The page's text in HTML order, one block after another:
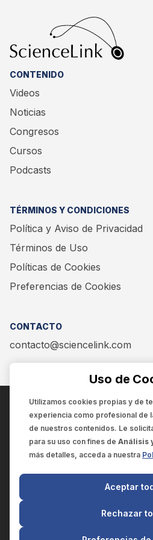
CONTENIDO
Videos
Noticias
Congresos
Cursos
Podcasts
TÉRMINOS Y CONDICIONES
Política y Aviso de Privacidad
Términos de Uso
Políticas de Cookies
Preferencias de Cookies
CONTACTO
contacto@sciencelink.com
SCILINK
El contenido y la información de
Uso de
Utilizamos cookies propias y de
experiencia como profesional de
de nuestros contenidos. Le
para su uso con fines de Análisis
más detalles, acceda a nuestra
Rechazar
Aceptar